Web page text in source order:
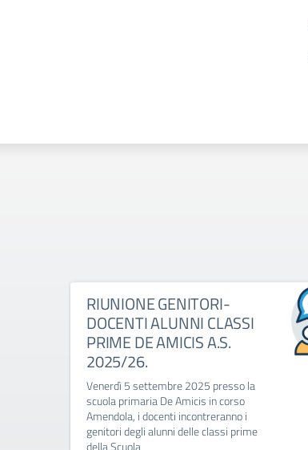
RIUNIONE GENITORI-
DOCENTI ALUNNI CLASSI
PRIME DE AMICIS A.S.
2025/26.
Venerdì 5 settembre 2025 presso la
scuola primaria De Amicis in corso
Amendola, i docenti incontreranno i
genitori degli alunni delle classi prime
della Scuola